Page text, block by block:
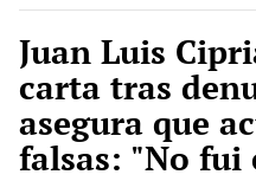
Juan Luis
carta tras
asegura que
falsas: "No fui